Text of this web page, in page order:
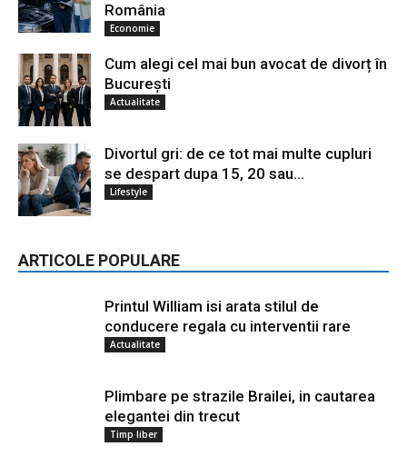
România
Economie
Cum alegi cel mai bun avocat de divorț în
București
Actualitate
Divortul gri: de ce tot mai multe cupluri
se despart dupa 15, 20 sau...
Lifestyle
ARTICOLE POPULARE
Printul William isi arata stilul de
conducere regala cu interventii rare
Actualitate
Plimbare pe strazile Brailei, in cautarea
elegantei din trecut
Timp liber